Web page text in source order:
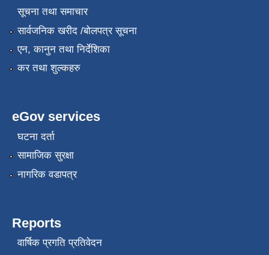
सूचना तथा समाचार
सार्वजनिक खरीद /बोलपत्र सूचना
एन, कानुन तथा निर्देशिका
कर तथा शुल्कहरु
eGov services
घटना दर्ता
सामाजिक सुरक्षा
नागरिक वडापत्र
Reports
वार्षिक प्रगति प्रतिवेदन